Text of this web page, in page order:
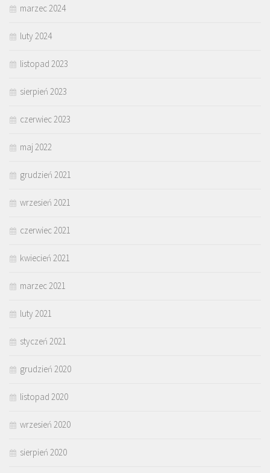
marzec 2024
luty 2024
listopad 2023
sierpień 2023
czerwiec 2023
maj 2022
grudzień 2021
wrzesień 2021
czerwiec 2021
kwiecień 2021
marzec 2021
luty 2021
styczeń 2021
grudzień 2020
listopad 2020
wrzesień 2020
sierpień 2020